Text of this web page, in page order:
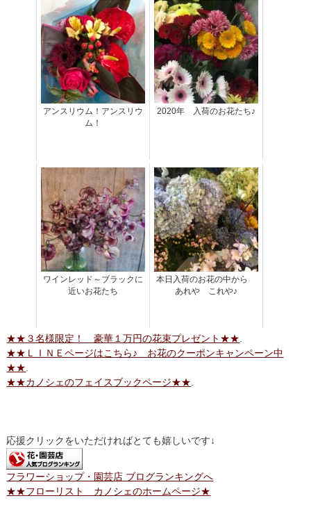
アンスリウム！アンスリウ
ム！
2020年 入荷のお花たち♪
ワインレッド～ブラックに
近いお花たち
本日入荷のお花の中から
あれや これや♪
★★３名様限定！ 豪華１万円の花束プレゼント★★.
★★ＬＩＮＥページはこちら♪ お花のクーポンキャンペーン中
★★.
★★カノシェのフェイスブックページ★★.
応援クリックをいただければとても嬉しいです↓
フラワーショップ・園芸店 ブログランキングへ
★★フローリスト カノシェのホームページ★